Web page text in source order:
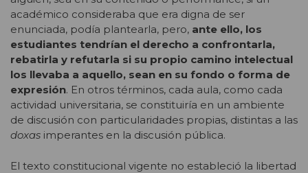
académico consideraba que era digna de ser
enunciada, podía plantearla, pero, ante ello, los
estudiantes tendrían el derecho a confrontarla,
rebatirla y refutarla si su propio camino intelectual
los llevaba a aquello, sean en su fondo o forma de
expresión. En otros términos, cada aula, como cada
actividad universitaria, se constituiría en un ambiente
de discusión con particularidades propias, distintas a las
doxas imperantes en la discusión pública.
El texto constitucional vigente no estableció la libertad